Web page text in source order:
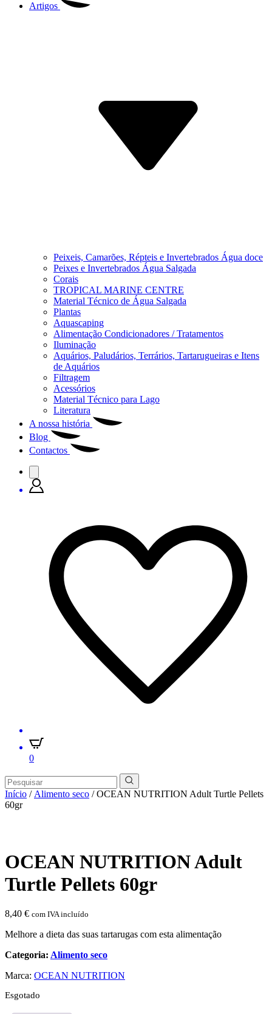
Artigos
Peixeis, Camarões, Répteis e Invertebrados Água doce
Peixes e Invertebrados Água Salgada
Corais
TROPICAL MARINE CENTRE
Material Técnico de Água Salgada
Plantas
Aquascaping
Alimentação Condicionadores / Tratamentos
Iluminação
Aquários, Paludários, Terrários, Tartarugueiras e Itens
de Aquários
Filtragem
Acessórios
Material Técnico para Lago
Literatura
A nossa história
Blog
Contactos
0
Início / Alimento seco / OCEAN NUTRITION Adult Turtle Pellets
60gr
OCEAN NUTRITION Adult
Turtle Pellets 60gr
8,40 € com IVA incluído
Melhore a dieta das suas tartarugas com esta alimentação
Categoria: Alimento seco
Marca: OCEAN NUTRITION
Esgotado